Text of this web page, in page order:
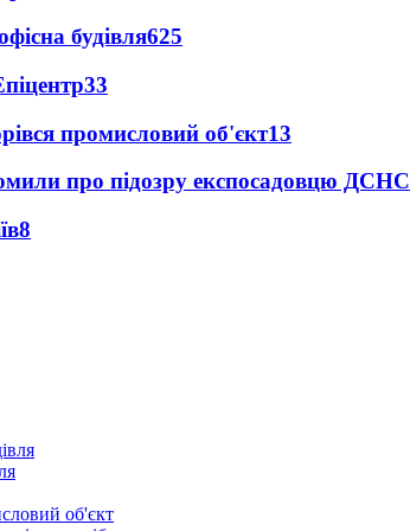
будівля625
33
промисловий об'єкт13
про підозру експосадовцю ДСНС
8
об'єкт